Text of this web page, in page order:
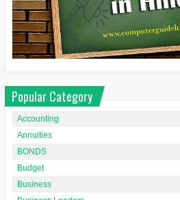
Popular Category
Accounting
Annuities
BONDS
Budget
Business